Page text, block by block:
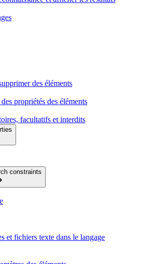
des éléments
propriétés des éléments
facultatifs et interdits
constraints
et fichiers texte dans le langage